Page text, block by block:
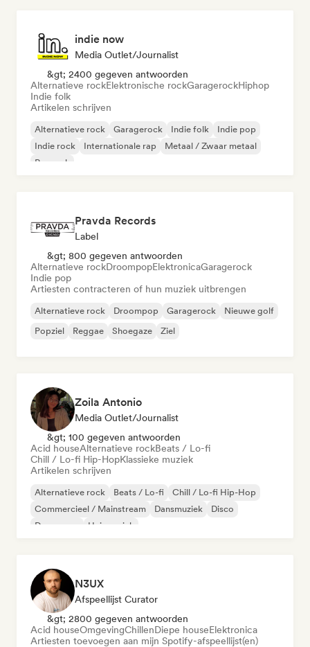
indie now
Media Outlet/Journalist
&gt; 2400 gegeven antwoorden
Alternatieve rockElektronische rockGaragerockHiphop
Indie folk
Artikelen schrijven
Alternatieve rock Garagerock Indie folk
Indie pop
Indie rock
Internationale rap
Metaal / Zwaar metaal
Poprock
Pravda Records
Label
&gt; 800 gegeven antwoorden
Alternatieve rockDroompopElektronicaGaragerock
Indie pop
Artiesten contracteren of hun muziek uitbrengen
Alternatieve rock Droompop Garagerock
Nieuwe golf
Popziel
Reggae Shoegaze Ziel
Zoila Antonio
Media Outlet/Journalist
&gt; 100 gegeven antwoorden
Acid houseAlternatieve rockBeats / Lo-fi
Chill / Lo-fi Hip-HopKlassieke muziek
Artikelen schrijven
Alternatieve rock Beats / Lo-fi
Chill / Lo-fi Hip-Hop
Commercieel / Mainstream
Dansmuziek
Disco
Droompop
Huismuziek
N3UX
Afspeellijst Curator
&gt; 2800 gegeven antwoorden
Acid houseOmgevingChillenDiepe houseElektronica
Artiesten toevoegen aan mijn Spotify-afspeellijst(en)